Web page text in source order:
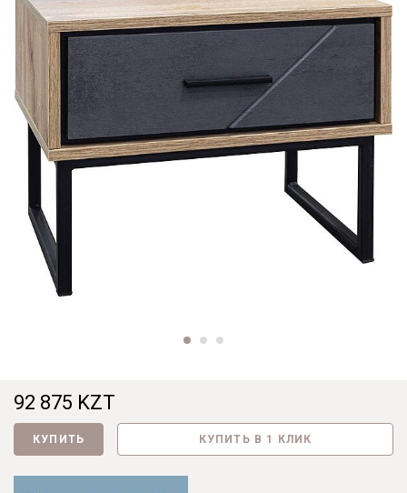
92 875 KZT
КУПИТЬ КУПИТЬ В 1 КЛИК